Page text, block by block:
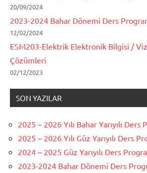
20/09/2024
2023-2024 Bahar Dönemi Ders
12/02/2024
ESM203-Elektrik Elektronik Bilgisi /
Çözümleri
02/12/2023
SON YAZILAR
2025 – 2026 Yılı Bahar Yarıyılı Ders
2025 – 2026 Yılı Güz Yarıyılı Ders
2024 – 2025 Güz Yarıyılı Ders
2023-2024 Bahar Dönemi Ders